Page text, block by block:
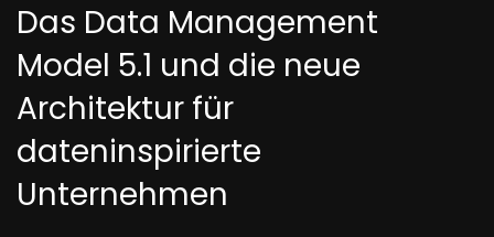
Das Data Management
Model 5.1 und die neue
Architektur für
dateninspirierte
Unternehmen